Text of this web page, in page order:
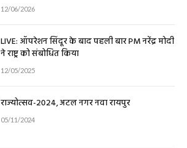
12/06/2026
LIVE: ऑपरेशन सिंदूर के बाद पहली बार PM नरेंद्र मोदी
ने राष्ट्र को संबोधित किया
12/05/2025
राज्योत्सव-2024, अटल नगर नवा रायपुर
05/11/2024